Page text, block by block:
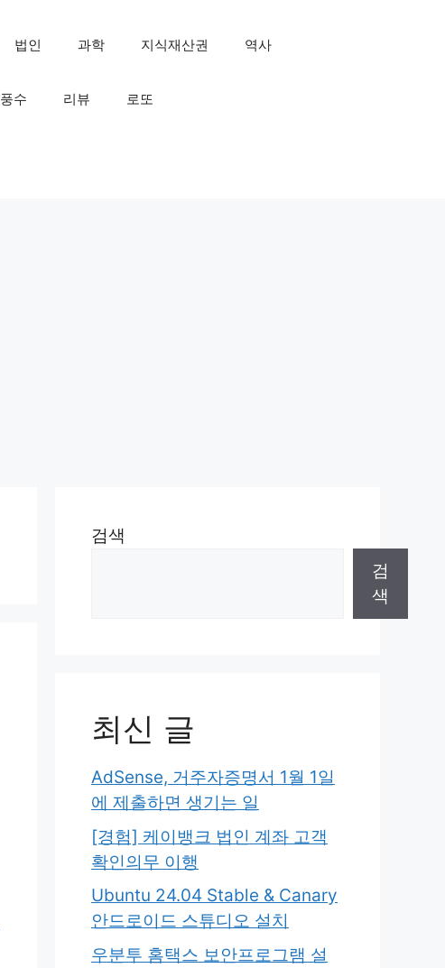
법인 과학 지식재산권 역사
풍수 리뷰 로또
검색
검
색
최신 글
AdSense, 거주자증명서 1월 1일
에 제출하면 생기는 일
[경험] 케이뱅크 법인 계좌 고객
확인의무 이행
Ubuntu 24.04 Stable & Canary
안드로이드 스튜디오 설치
우분투 홈택스 보안프로그램 설